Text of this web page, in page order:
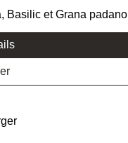
Basilic et Grana padano